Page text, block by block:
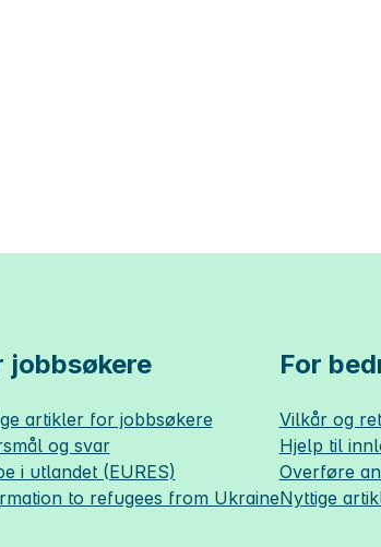
jobbsøkere
artikler for jobbsøkere
og svar
i utlandet (EURES)
to refugees from Ukraine
For
Vilkår og
Hjelp til
Overføre
Nyttige